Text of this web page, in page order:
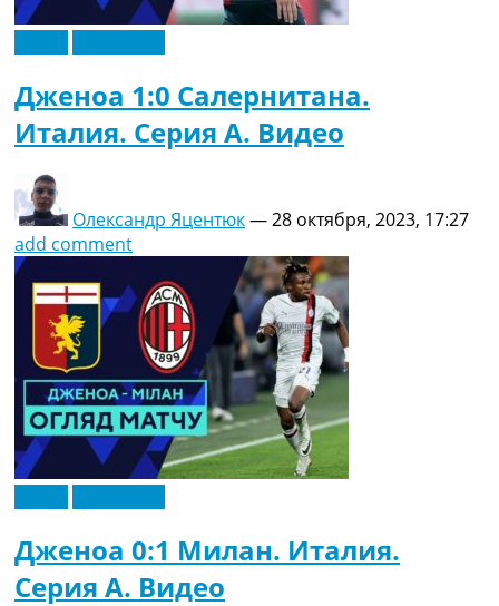
Дженоа 1:0 Салернитана.
Италия. Серия A. Видео
Олександр Яцентюк—28 октября, 2023, 17:27
add comment
Дженоа 0:1 Милан. Италия.
Серия A. Видео